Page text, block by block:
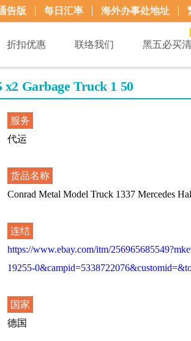
告版 每日汇率 海外办事处地址
折扣优惠 联络我们 黑五必买
Garbage Truck 1 50
服务
代运
货品名称
Conrad Metal Model Truck 1337 Mercedes
连结
https://www.ebay.com/itm/
19255-
国家
德国